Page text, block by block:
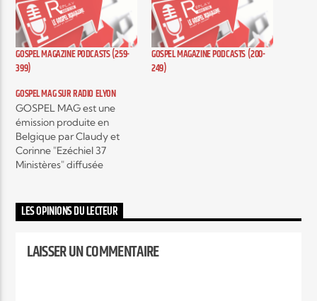
Elyon Live
Elyon Kids
GOSPEL MAGAZINE PODCASTS (259-
399)
GOSPEL MAGAZINE PODCASTS (200-
249)
GOSPEL MAG SUR RADIO ELYON
GOSPEL MAG est une
émission produite en
Belgique par Claudy et
Corinne "Ezéchiel 37
Ministères" diffusée
hebdomadaire autour de
l'actualité musicale Gospel
aussi, des interviews
LES OPINIONS DU LECTEUR
LAISSER UN COMMENTAIRE